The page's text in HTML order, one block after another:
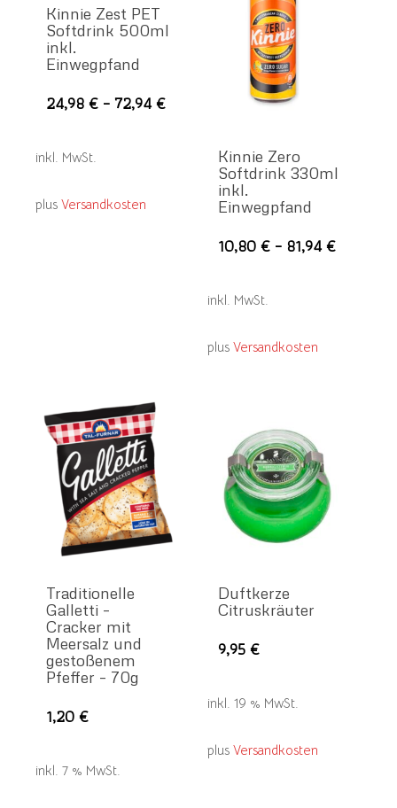
Kinnie Zest PET
Softdrink 500ml
inkl.
Einwegpfand
24,98€–72,94€
weist
mehrere
Varianten
können
der
inkl. MwSt.
plus Versandkosten
Kinnie Zero
Softdrink 330ml
inkl.
Einwegpfand
10,80€ – 81,94€
inkl. MwSt.
plusVersandkosten
Traditionelle
Galletti –
Cracker mit
Meersalz und
gestoßenem
Pfeffer – 70g
1,20€
inkl. 7 % MwSt.
Duftkerze
Citruskräuter
9,95€
inkl. 19 % MwSt.
plusVersandkosten